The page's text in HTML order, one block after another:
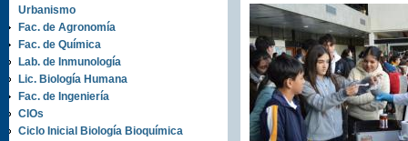
Urbanismo
Fac. de Agronomía
Fac. de Química
Lab. de Inmunología
Lic. Biología Humana
Fac. de Ingeniería
CIOs
Ciclo Inicial Biología Bioquímica